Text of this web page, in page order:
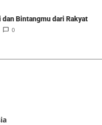
Bintangmu dari Rakyat
0